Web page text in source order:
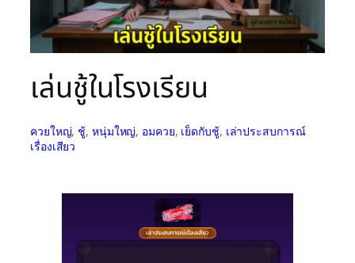
เล่นชู้ในโรงเรียน
ควยใหญ่, ชู้, หนุ่มใหญ่, อมควย, เย็ดกับชู้, เล่าประสบการณ์
เรื่องเสียว